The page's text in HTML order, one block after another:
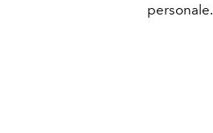
personale.